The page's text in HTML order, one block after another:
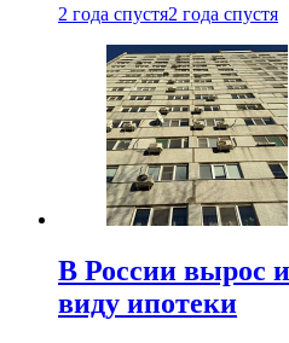
2 года спустя2 года спустя
В России вырос
виду ипотеки